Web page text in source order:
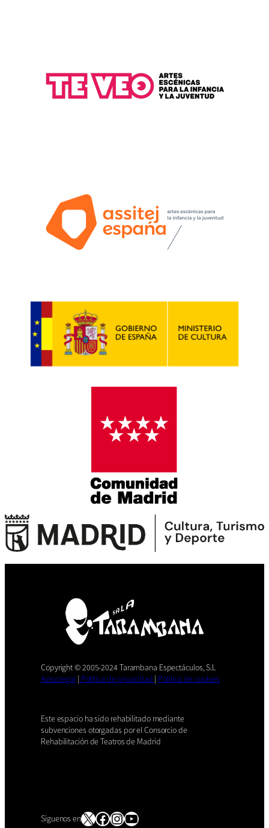
Copyright © 2005-2024 Tarambana Espectáculos, S.L
Aviso legal| Política de privacidad | Política de cookies
Este espacio ha sido rehabilitado mediante
subvenciones otorgadas por el Consorcio de
Rehabilitación de Teatros de Madrid
Siguenos enX Facebook InstagramYouTube